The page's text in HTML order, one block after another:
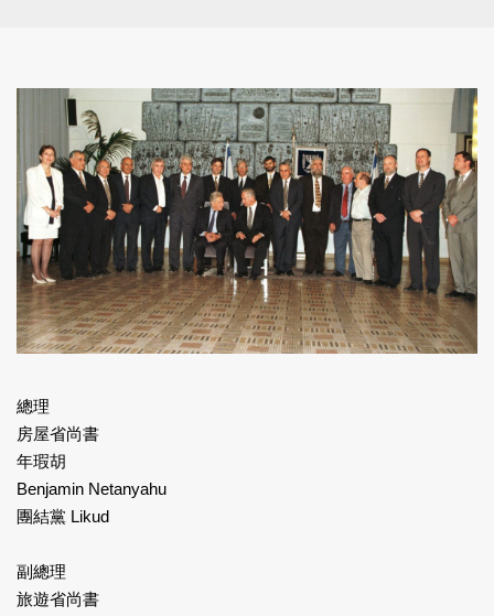
總理
房屋省尚書
年瑕胡
Benjamin Netanyahu
團結黨 Likud
副總理
旅遊省尚書